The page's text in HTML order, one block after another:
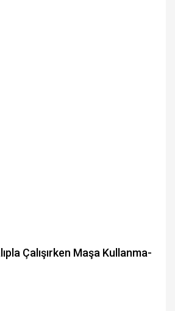
Çalışırken Maşa Kullanma-